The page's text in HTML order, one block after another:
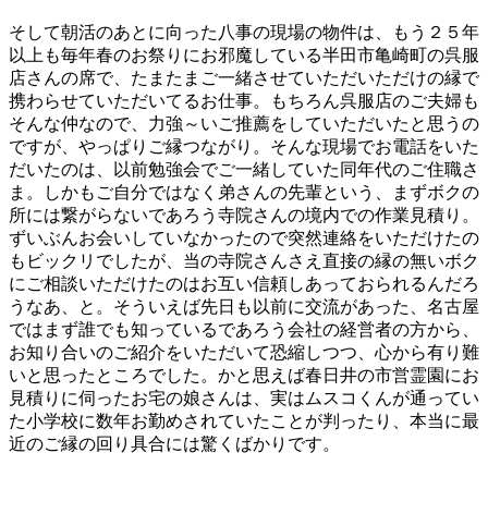
そして朝活のあとに向った八事の現場の物件は、もう２５年
以上も毎年春のお祭りにお邪魔している半田市亀崎町の呉服
店さんの席で、たまたまご一緒させていただいただけの縁で
携わらせていただいてるお仕事。もちろん呉服店のご夫婦も
そんな仲なので、力強～いご推薦をしていただいたと思うの
ですが、やっぱりご縁つながり。そんな現場でお電話をいた
だいたのは、以前勉強会でご一緒していた同年代のご住職さ
ま。しかもご自分ではなく弟さんの先輩という、まずボクの
所には繋がらないであろう寺院さんの境内での作業見積り。
ずいぶんお会いしていなかったので突然連絡をいただけたの
もビックリでしたが、当の寺院さんさえ直接の縁の無いボク
にご相談いただけたのはお互い信頼しあっておられるんだろ
うなあ、と。そういえば先日も以前に交流があった、名古屋
ではまず誰でも知っているであろう会社の経営者の方から、
お知り合いのご紹介をいただいて恐縮しつつ、心から有り難
いと思ったところでした。かと思えば春日井の市営霊園にお
見積りに伺ったお宅の娘さんは、実はムスコくんが通ってい
た小学校に数年お勤めされていたことが判ったり、本当に最
近のご縁の回り具合には驚くばかりです。